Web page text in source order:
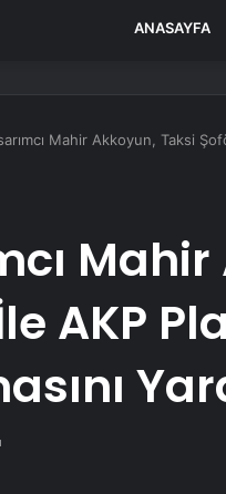
ANASAYFA
Mahir Akkoyun, Taksi
AKP